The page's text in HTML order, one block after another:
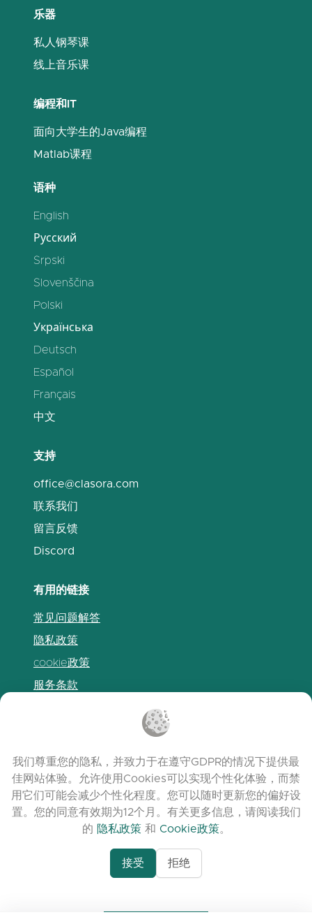
乐器
私人钢琴课
线上音乐课
编程和IT
面向大学生的Java编程
Matlab课程
语种
English
Русский
Srpski
Slovenščina
Polski
Українська
Deutsch
Español
Français
中文
支持
office@clasora.com
联系我们
留言反馈
Discord
有用的链接
常见问题解答
隐私政策
cookie政策
服务条款
© 2026 clasora.com platform | 版权所有 |
Developed byC9 Group
我们尊重您的隐私，并致力于在遵守GDPR的情况下提供最
佳网站体验。允许使用Cookies可以实现个性化体验，而禁
用它们可能会减少个性化程度。您可以随时更新您的偏好设
置。您的同意有效期为12个月。有关更多信息，请阅读我们
的 隐私政策 和 Cookie政策。
接受 拒绝